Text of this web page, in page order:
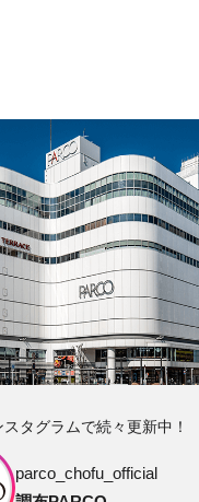
タグラムで続々更新中！
parco_chofu_official